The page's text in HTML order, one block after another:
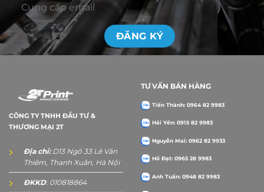
CÔNG TY TNHH ĐẦU TƯ &
THƯƠNG MẠI 2T
Địa chỉ:D13 Ngõ 33 Lê Văn
Thiêm, Thanh Xuân, Hà Nội
ĐKKD: 010818864
TƯ VẤN BÁN HÀNG
Tiến Thành: 0964 82 9983
Hải Yến: 0915 82 9983
Nguyễn Mai: 0962 82 9933
Hồ Đạt: 0965 28 9983
Anh Tuấn: 0948 82 9983